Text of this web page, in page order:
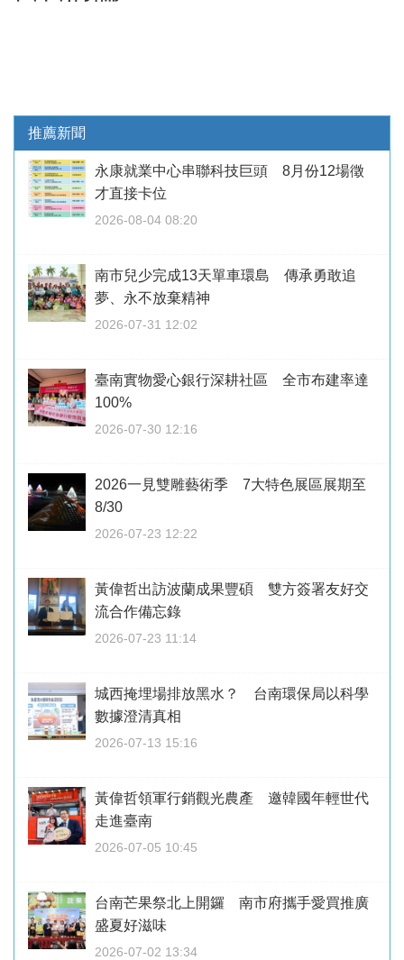
推薦新聞
永康就業中心串聯科技巨頭 8月份12場徵
才直接卡位
2026-08-04 08:20
南市兒少完成13天單車環島 傳承勇敢追
夢、永不放棄精神
2026-07-31 12:02
臺南實物愛心銀行深耕社區 全市布建率達
100%
2026-07-30 12:16
2026一見雙雕藝術季 7大特色展區展期至
8/30
2026-07-23 12:22
黃偉哲出訪波蘭成果豐碩 雙方簽署友好交
流合作備忘錄
2026-07-23 11:14
城西掩埋場排放黑水？ 台南環保局以科學
數據澄清真相
2026-07-13 15:16
黃偉哲領軍行銷觀光農產 邀韓國年輕世代
走進臺南
2026-07-05 10:45
台南芒果祭北上開鑼 南市府攜手愛買推廣
盛夏好滋味
2026-07-02 13:34